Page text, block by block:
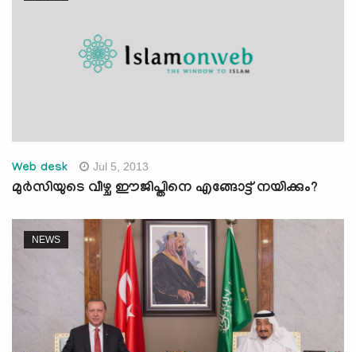
Web desk Jul 5, 2013
മുര്‍സിയുടെ വീഴ്ച ഈജിപ്തിനെ എങ്ങോട്ട് നയിക്കും?
NEWS